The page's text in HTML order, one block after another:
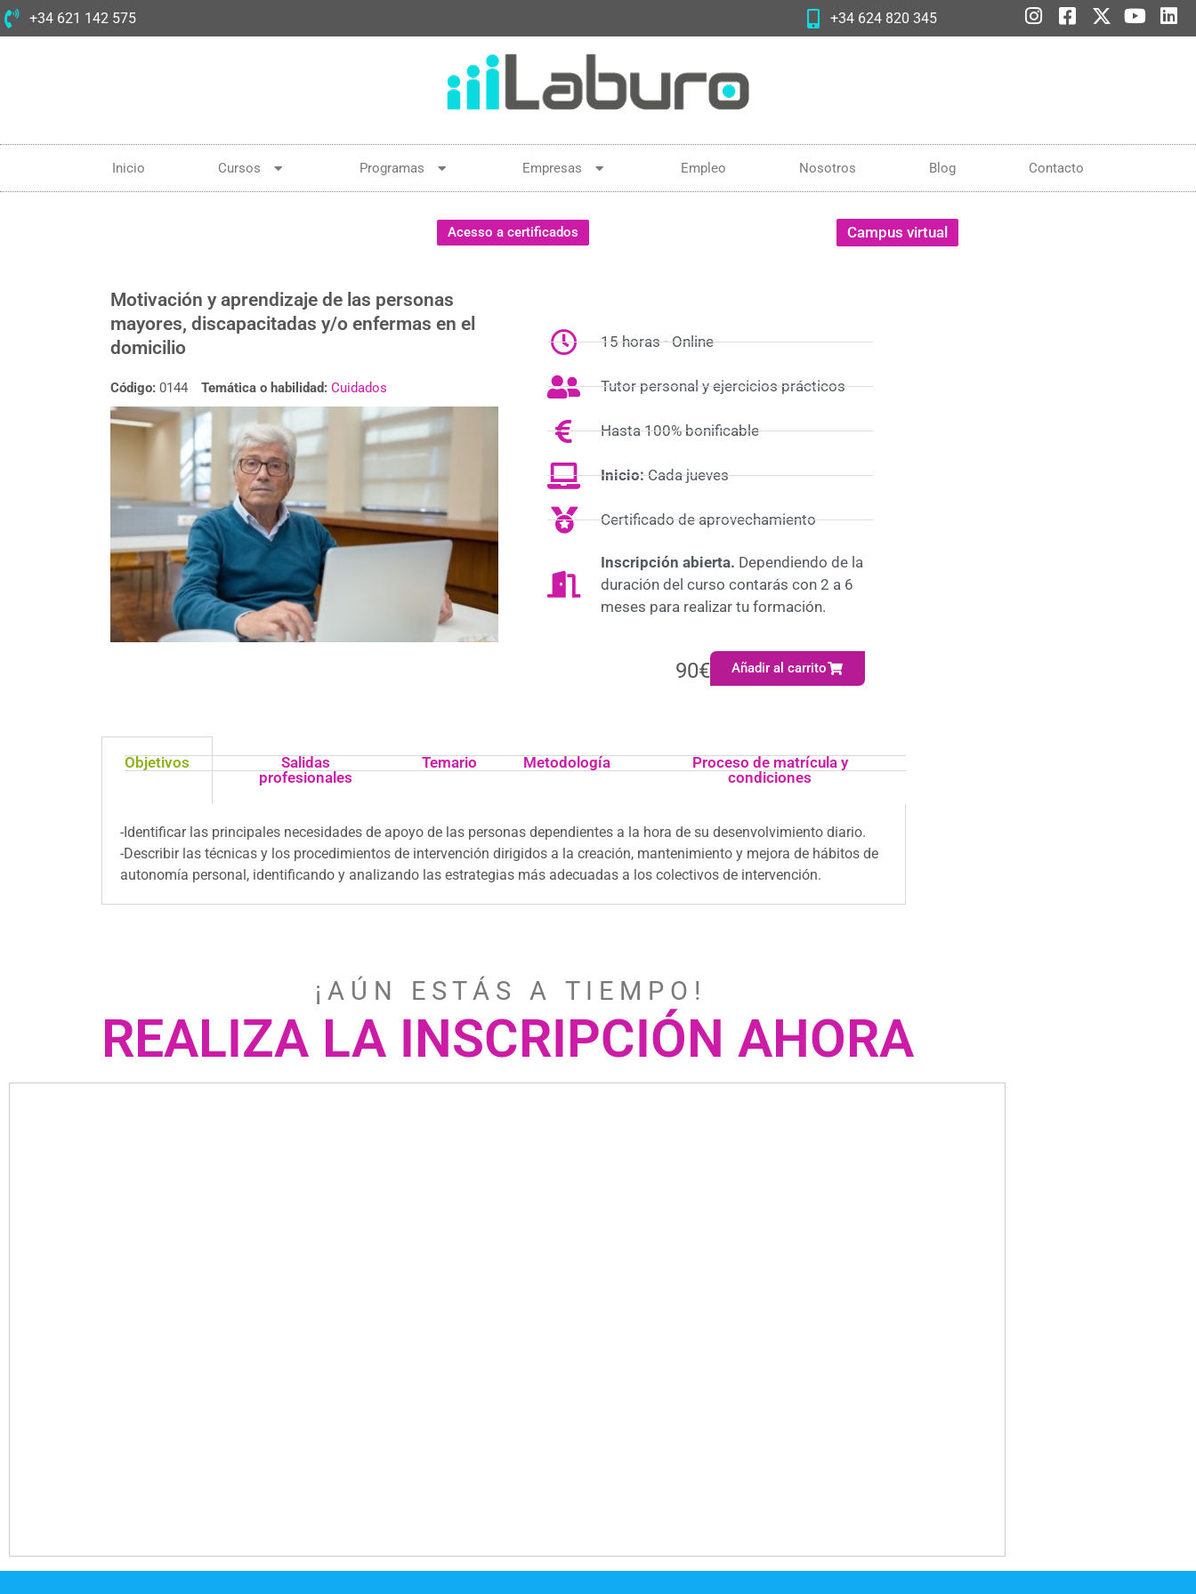
+34 621 142 575 +34 624 820 345
Inicio Cursos Programas Empresas Empleo Nosotros Blog Contacto
Acesso a certificados Campus virtual
Motivación y aprendizaje de las personas
mayores, discapacitadas y/o enfermas en el
domicilio
Código: 0144 Temática o habilidad: Cuidados
15 horas - Online
Tutor personal y ejercicios prácticos
Hasta 100% bonificable
Inicio:Cada jueves
Certificado de aprovechamiento
Inscripción abierta. Dependiendo de la
duración del curso contarás con 2 a 6
meses para realizar tu formación.
90€ Añadir al carrito
Objetivos
Salidas
profesionales
Temario Metodología
Proceso de matrícula y
condiciones
-Identificar las principales necesidades de apoyo de las personas dependientes a la hora de su desenvolvimiento diario.
-Describir las técnicas y los procedimientos de intervención dirigidos a la creación, mantenimiento y mejora de hábitos de
autonomía personal, identificando y analizando las estrategias más adecuadas a los colectivos de intervención.
¡ A Ú N E S T Á S A T I E M P O !
REALIZA LA INSCRIPCIÓN AHORA